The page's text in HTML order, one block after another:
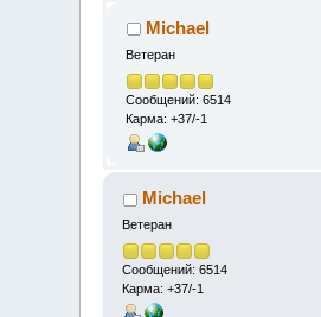
Michael
Ветеран
Сообщений: 6514
Карма: +37/-1
Michael
Ветеран
Сообщений: 6514
Карма: +37/-1